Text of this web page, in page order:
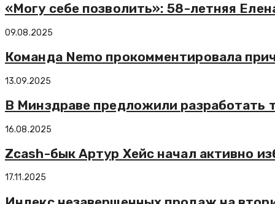
«Могу себе позволить»: 58-летняя
09.08.2025
Команда Nemo прокомментировала
13.09.2025
В Минздраве предложили разработать
16.08.2025
Zcash-бык Артур Хейс начал активно
17.11.2025